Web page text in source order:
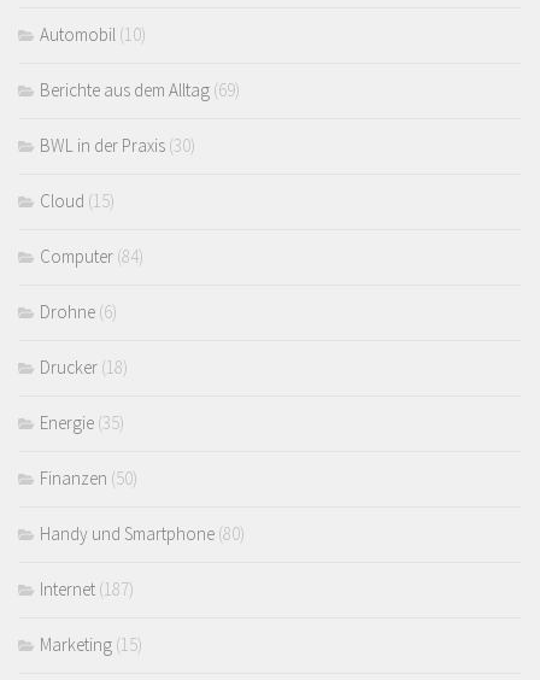
Automobil (10)
Berichte aus dem Alltag (69)
BWL in der Praxis (30)
Cloud (15)
Computer (84)
Drohne (6)
Drucker (18)
Energie (35)
Finanzen (50)
Handy und Smartphone (80)
Internet (187)
Marketing (15)